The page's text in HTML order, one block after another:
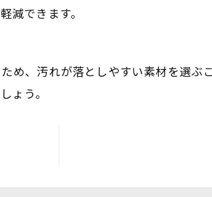
減できます。
め、汚れが落としやすい素材を選ぶ
ょう。